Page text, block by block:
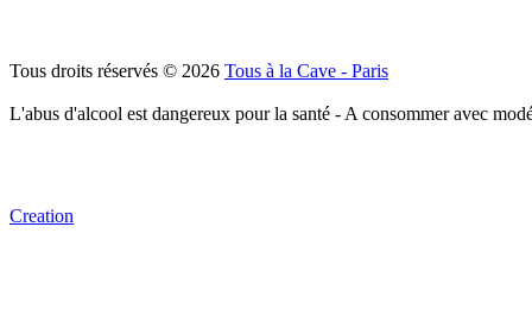
Tous droits réservés © 2026 Tous à la Cave - Paris
L'abus d'alcool est dangereux pour la santé - A consommer avec
Creation